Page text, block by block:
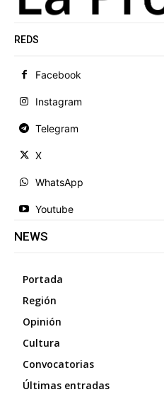
REDS
Facebook
Instagram
Telegram
X
WhatsApp
Youtube
NEWS
Portada
Región
Opinión
Cultura
Convocatorias
Últimas entradas